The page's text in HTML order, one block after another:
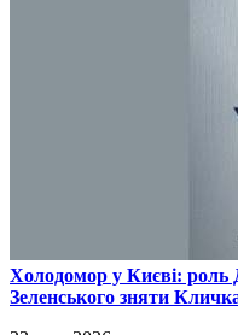
​Холодомор у Києві:
Зеленського зняти